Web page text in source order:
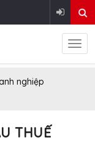
nghiệp
THUẾ